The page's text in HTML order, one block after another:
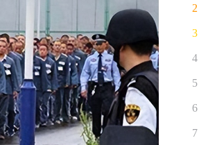
2
3
4
5
6
7